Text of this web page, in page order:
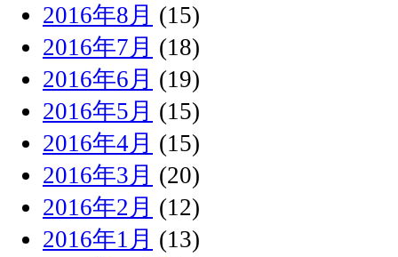
2016年8月 (15)
2016年7月 (18)
2016年6月 (19)
2016年5月 (15)
2016年4月 (15)
2016年3月 (20)
2016年2月 (12)
2016年1月 (13)